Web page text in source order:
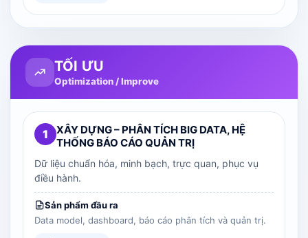
TỐI ƯU
Optimization / Improve
1
XÂY DỰNG – PHÂN TÍCH BIG DATA, HỆ
THỐNG BÁO CÁO QUẢN TRỊ
Dữ liệu chuẩn hóa, minh bạch, trực quan, phục vụ
điều hành.
Sản phẩm đầu ra
Data model, dashboard, báo cáo phân tích và quản trị.